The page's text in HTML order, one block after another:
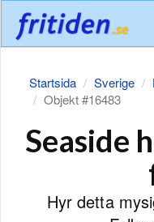
Startsida Sverige
Objekt #16483
Seaside
Hyr detta